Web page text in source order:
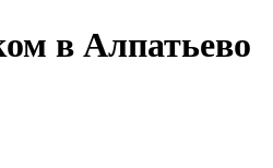
в Алпатьево